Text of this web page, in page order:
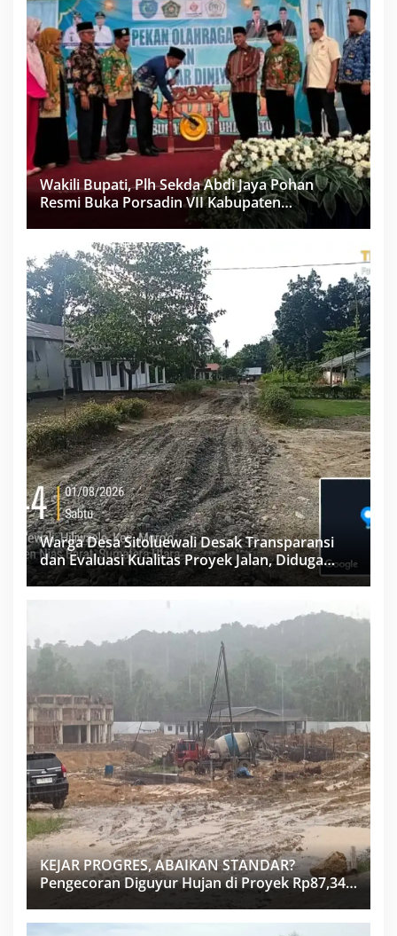
Wakili Bupati, Plh Sekda Abdi Jaya Pohan
Resmi Buka Porsadin VII Kabupaten
Warga Desa Sitoluewali Desak Transparansi
dan Evaluasi Kualitas Proyek Jalan, Diduga
Minim Informasi
KEJAR PROGRES, ABAIKAN STANDAR?
Pengecoran Diguyur Hujan di Proyek Rp87,34
Miliar Sukma Nias, Konsultan, Pengawas dan
PPK Bungkam